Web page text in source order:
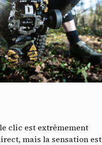
le clic est extrêmement
mais la sensation est